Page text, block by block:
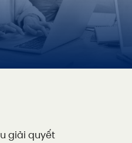
u giải quyết